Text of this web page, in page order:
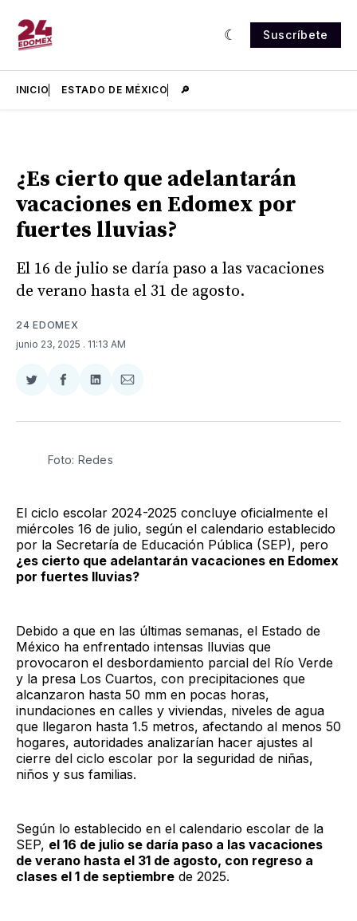
Suscríbete
INICIO ESTADO DE MÉXICO 🔎
¿Es cierto que adelantarán
vacaciones en Edomex por
fuertes lluvias?
El 16 de julio se daría paso a las vacaciones
de verano hasta el 31 de agosto.
24 EDOMEX
junio 23, 2025 . 11:13 AM
Compartir
Twitter
Compartir
Facebook
Compartir
LinkedIn
Compartir
Email
Foto: Redes
El ciclo escolar 2024-2025 concluye oficialmente el
miércoles 16 de julio, según el calendario establecido
por la Secretaría de Educación Pública (SEP), pero
¿es cierto que adelantarán vacaciones en Edomex
por fuertes lluvias?
Debido a que en las últimas semanas, el Estado de
México ha enfrentado intensas lluvias que
provocaron el desbordamiento parcial del Río Verde
y la presa Los Cuartos, con precipitaciones que
alcanzaron hasta 50 mm en pocas horas,
inundaciones en calles y viviendas, niveles de agua
que llegaron hasta 1.5 metros, afectando al menos 50
hogares, autoridades analizarían hacer ajustes al
cierre del ciclo escolar por la seguridad de niñas,
niños y sus familias.
Según lo establecido en el calendario escolar de la
SEP, el 16 de julio se daría paso a las vacaciones
de verano hasta el 31 de agosto, con regreso a
clases el 1 de septiembre de 2025.